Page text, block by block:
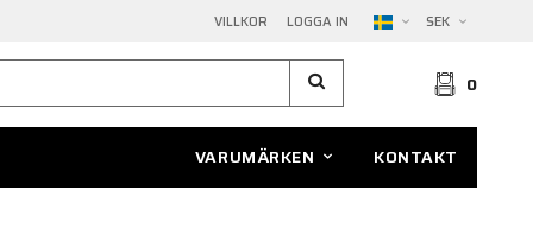
VILLKOR LOGGA IN SEK
0
VARUMÄRKEN KONTAKT